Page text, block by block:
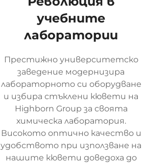
учебните
лаборатории
Престижно университетско
заведение модернизира
лабораторното си оборудване
и избира стъклени кювети на
Highborn Group за своята
химическа лаборатория.
Високото оптично качество и
удобството при използване на
нашите кювети доведоха до